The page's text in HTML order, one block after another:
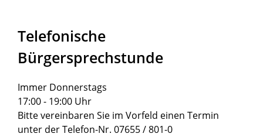
Telefonische
Bürgersprechstunde
Immer Donnerstags
17:00 - 19:00 Uhr
Bitte vereinbaren Sie im Vorfeld einen Termin
unter der Telefon-Nr. 07655 / 801-0